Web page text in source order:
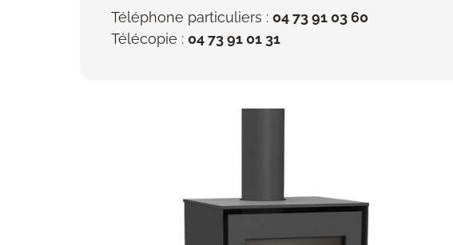
Téléphone particuliers : 04 73 91 03 60
Télécopie : 04 73 91 01 31